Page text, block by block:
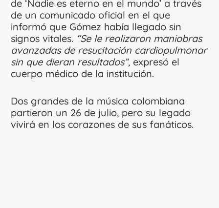
de ‘Nadie es eterno en el mundo’ a través
de un comunicado oficial en el que
informó que Gómez había llegado sin
signos vitales. “Se le realizaron maniobras
avanzadas de resucitación cardiopulmonar
sin que dieran resultados”, expresó el
cuerpo médico de la institución.
Dos grandes de la música colombiana
partieron un 26 de julio, pero su legado
vivirá en los corazones de sus fanáticos.